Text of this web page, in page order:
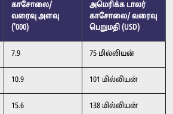
காசோலை/
வரைவு அளவு
('000)
அமெரிக்க டாலர்
காசோலை/ வரைவு
பெறுமதி (USD)
7.9 75 மில்லியன்
10.9 101 மில்லியன்
15.6 138 மில்லியன்